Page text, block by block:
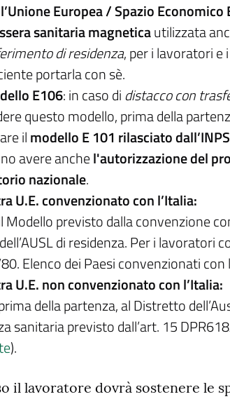
Europea / Spazio Economico
sanitaria magneticautilizzata
di residenza, per i lavoratori e
portarla con sè.
E106: in caso di distacco con
questo modello, prima della
ilmodello E 101 rilasciato dall’INPS
avere anchel'autorizzazione del
nazionale.
U.E. convenzionato con l’Italia:
Modello previsto dalla convenzione
di residenza. Per i lavoratori
Elenco dei Paesi convenzionati con
U.E. non convenzionato con l’Italia:
della partenza, al Distretto
sanitaria previsto dall’art. 15
).
il lavoratore dovrà sostenere le